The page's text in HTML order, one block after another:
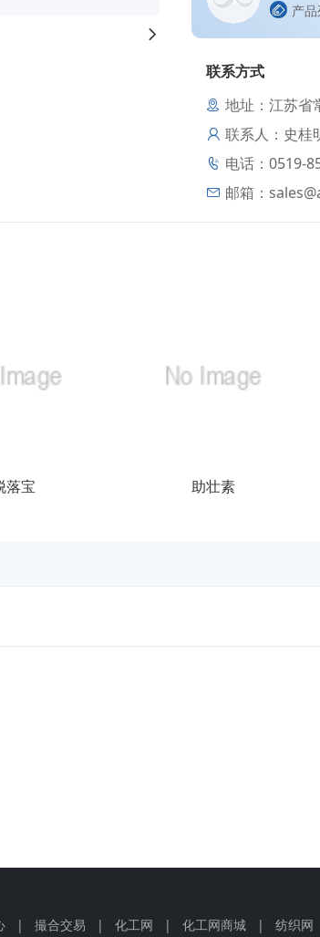
产
联系方式
地址：江苏省
联系人：史桂
电话：0519-
邮箱：
落宝 助壮素
| 撮合交易 | 化工网 | 化工网商城 | 纺织网